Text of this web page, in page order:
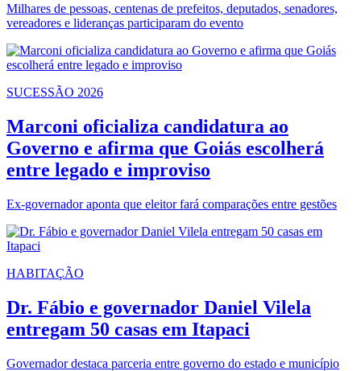
Milhares de pessoas, centenas de prefeitos, deputados, senadores,
vereadores e lideranças participaram do evento
SUCESSÃO 2026
Marconi oficializa candidatura ao
Governo e afirma que Goiás escolherá
entre legado e improviso
Ex-governador aponta que eleitor fará comparações entre gestões
HABITAÇÃO
Dr. Fábio e governador Daniel Vilela
entregam 50 casas em Itapaci
Governador destaca parceria entre governo do estado e município